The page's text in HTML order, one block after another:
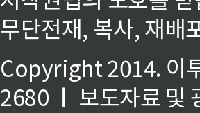
무단전재, 복사, 재배
Copyright 2014. 이
2680 ㅣ 보도자료